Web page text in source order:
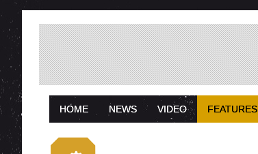
HOME NEWS VIDEO FEATURES